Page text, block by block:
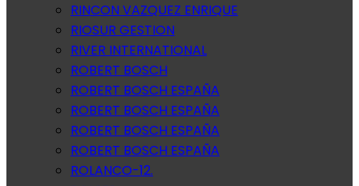
RINCON VAZQUEZ ENRIQUE
RIOSUR GESTION
RIVER INTERNATIONAL
ROBERT BOSCH
ROBERT BOSCH ESPAÑA
ROBERT BOSCH ESPAÑA
ROBERT BOSCH ESPAÑA
ROBERT BOSCH ESPAÑA
ROLANCO-12.